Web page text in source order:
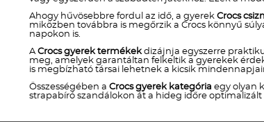
Ahogy hűvösebbre fordul az idő, a gyerek Crocs
miközben továbbra is megőrzik a Crocs könnyű
napokon is.
ACrocs gyerek termékekdizájnja egyszerre
meg, amelyek garantáltan felkeltik a gyerekek
is megbízható társai lehetnek a kicsik
Összességében a Crocs gyerek kategória egy olyan
strapabíró szandálokon át a hideg időre